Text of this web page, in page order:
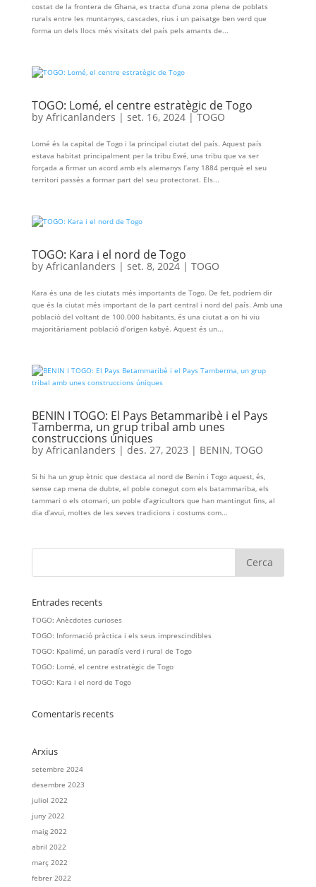
costat de la frontera de Ghana, es tracta d’una zona plena de poblats
rurals entre les muntanyes, cascades, rius i un paisatge ben verd que
forma un dels llocs més visitats del país pels amants de...
TOGO: Lomé, el centre estratègic de Togo
by Africanlanders | set. 16, 2024|TOGO
Lomé és la capital de Togo i la principal ciutat del país. Aquest país
estava habitat principalment per la tribu Ewé, una tribu que va ser
forçada a firmar un acord amb els alemanys l’any 1884 perquè el seu
territori passés a formar part del seu protectorat. Els...
TOGO: Kara i el nord de Togo
by Africanlanders | set. 8, 2024| TOGO
Kara és una de les ciutats més importants de Togo. De fet, podríem dir
que és la ciutat més important de la part central i nord del país. Amb una
població del voltant de 100.000 habitants, és una ciutat a on hi viu
majoritàriament població d’origen kabyé. Aquest és un...
BENIN I TOGO: El Pays Betammaribè i el Pays
Tamberma, un grup tribal amb unes
construccions úniques
by Africanlanders | des. 27, 2023 | BENIN, TOGO
Si hi ha un grup ètnic que destaca al nord de Benín i Togo aquest, és,
sense cap mena de dubte, el poble conegut com els batammariba, els
tammari o els otomari, un poble d’agricultors que han mantingut fins, al
dia d’avui, moltes de les seves tradicions i costums com...
Entrades recents
TOGO: Anècdotes curioses
TOGO: Informació pràctica i els seus imprescindibles
TOGO: Kpalimé, un paradís verd i rural de Togo
TOGO: Lomé, el centre estratègic de Togo
TOGO: Kara i el nord de Togo
Comentaris recents
Arxius
setembre 2024
desembre 2023
juliol 2022
juny 2022
maig 2022
abril 2022
març 2022
febrer 2022